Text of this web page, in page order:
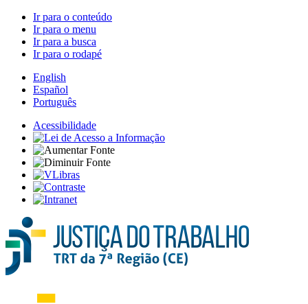
Ir para o conteúdo
Ir para o menu
Ir para a busca
Ir para o rodapé
English
Español
Português
Acessibilidade